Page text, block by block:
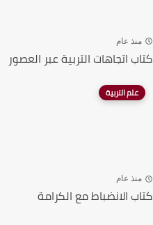
منذ عام
كتاب اتجاهات التربية عبر العصور
علم التربية
منذ عام
كتاب الانضباط مع الكرامة